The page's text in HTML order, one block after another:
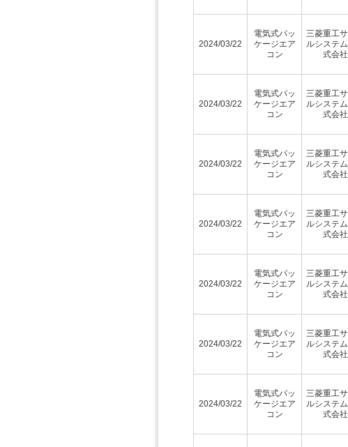
2024/03/22
電気式パッ
ケージエア
コン
三菱重工
ルシステ
式会社
2024/03/22
電気式パッ
ケージエア
コン
三菱重工
ルシステ
式会社
2024/03/22
電気式パッ
ケージエア
コン
三菱重工
ルシステ
式会社
2024/03/22
電気式パッ
ケージエア
コン
三菱重工
ルシステ
式会社
2024/03/22
電気式パッ
ケージエア
コン
三菱重工
ルシステ
式会社
2024/03/22
電気式パッ
ケージエア
コン
三菱重工
ルシステ
式会社
2024/03/22
電気式パッ
ケージエア
コン
三菱重工
ルシステ
式会社